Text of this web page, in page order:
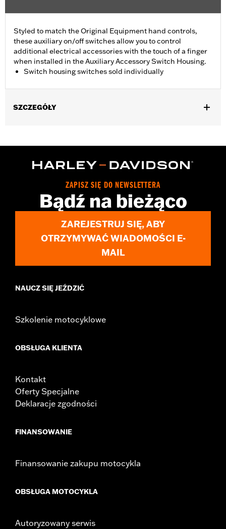
Styled to match the Original Equipment hand controls,
these auxiliary on/off switches allow you to control
additional electrical accessories with the touch of a finger
when installed in the Auxiliary Accessory Switch Housing.
Switch housing switches sold individually
SZCZEGÓŁY
Sold Separately:Auxiliary Accessory Switch Housing
On/off switch and black switch cap
WARRANTY:1 year limited warranty – Go towww.h-
d.com/warrantyfor full details
ZAPISZ SIĘ DO NEWSLETTERA
Bądź na bieżąco
ZAREJESTRUJ SIĘ, ABY
OTRZYMYWAĆ WIADOMOŚCI E-
MAIL
NAUCZ SIĘ JEŹDZIĆ
Szkolenie motocyklowe
OBSŁUGA KLIENTA
Kontakt
Oferty Specjalne
Deklaracje zgodności
FINANSOWANIE
Finansowanie zakupu motocykla
OBSŁUGA MOTOCYKLA
Autoryzowany serwis